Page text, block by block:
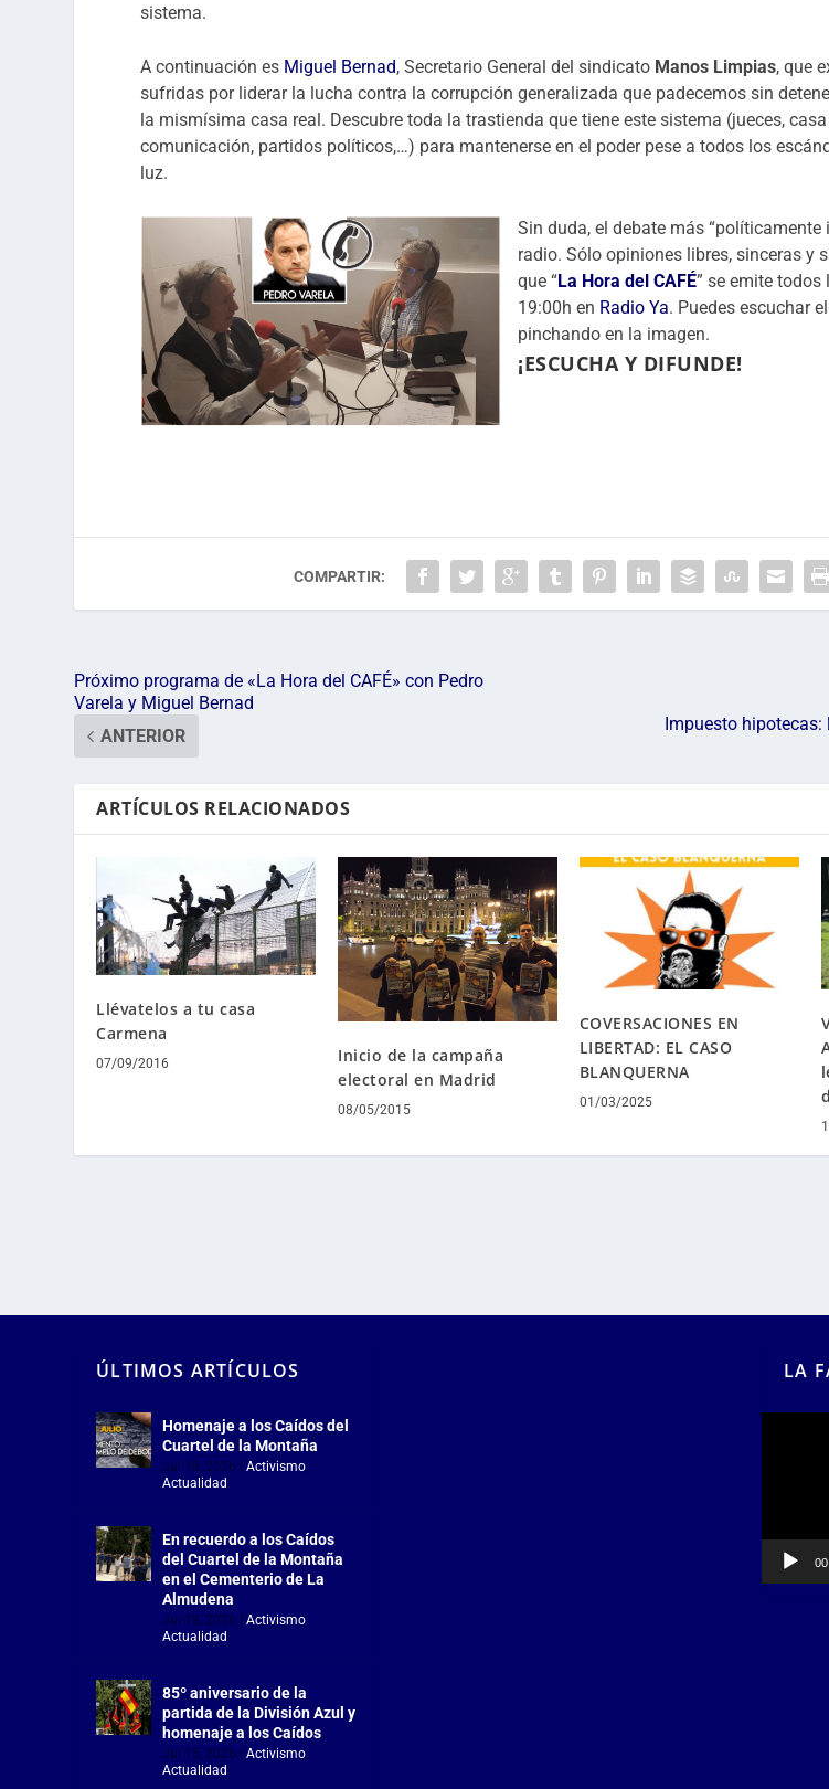
sistema.
A continuación es Miguel Bernad, Secretario General del sindicato Manos Limpias, que
sufridas por liderar la lucha contra la corrupción generalizada que padecemos sin
la mismísima casa real. Descubre toda la trastienda que tiene este sistema (jueces,
comunicación, partidos políticos,…) para mantenerse en el poder pese a todos los
luz.
Sin duda, el debate más “políticamente
radio. Sólo opiniones libres, sinceras y
que “La Hora del CAFÉ” se emite
19:00h en Radio Ya. Puedes escuchar
pinchando en la imagen.
¡ESCUCHA Y DIFUNDE!
COMPARTIR:
Próximo programa de «La Hora del CAFÉ» con Pedro
Varela y Miguel Bernad
ANTERIOR
Impuesto
ARTÍCULOS RELACIONADOS
Llévatelos a tu casa
Carmena
07/09/2016
Inicio de la campaña
electoral en Madrid
08/05/2015
COVERSACIONES EN
LIBERTAD: EL CASO
BLANQUERNA
01/03/2025
ÚLTIMOS ARTÍCULOS
Homenaje a los Caídos del
Cuartel de la Montaña
Jul 18, 2026 |Activismo,
Actualidad
En recuerdo a los Caídos
del Cuartel de la Montaña
en el Cementerio de La
Almudena
Jul 18, 2026 |Activismo,
Actualidad
85º aniversario de la
partida de la División Azul y
homenaje a los Caídos
Jul 15, 2026 |Activismo,
Actualidad
LA